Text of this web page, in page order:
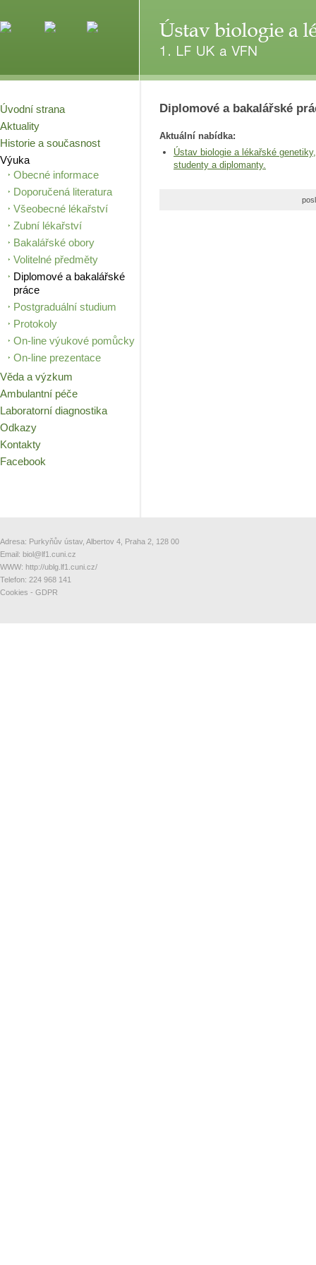
Diplomové a bakalářské
Aktuální nabídka:
Ústav biologie a lékařské
studenty a diplomanty.
Úvodní strana
Aktuality
Historie a současnost
Výuka
Obecné informace
Doporučená literatura
Všeobecné lékařství
Zubní lékařství
Bakalářské obory
Volitelné předměty
Diplomové a bakalářské
práce
Postgraduální studium
Protokoly
On-line výukové pomůcky
On-line prezentace
Věda a výzkum
Ambulantní péče
Laboratorní diagnostika
Odkazy
Kontakty
Facebook
Adresa: Purkyňův ústav, Albertov 4, Praha 2, 128 00
Email: biol@lf1.cuni.cz
WWW: http://ublg.lf1.cuni.cz/
Telefon: 224 968 141
Cookies - GDPR